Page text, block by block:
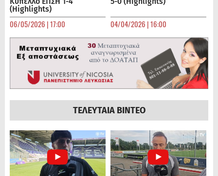
(Highlights)
06/05/2026 | 17:00 04/04/2026 | 16:00
ΤΕΛΕΥΤΑΙΑ ΒΙΝΤΕΟ